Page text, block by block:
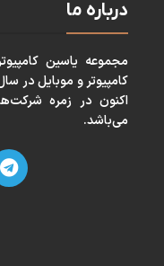
درباره ما
مجموعه ياسين
اكنون در زمره
می‌باشد.